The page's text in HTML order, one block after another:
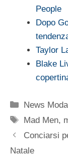
People
Dopo
Taylor
Blake
Categorie
News Moda
Tag
Mad Men,
Conciarsi
Natale